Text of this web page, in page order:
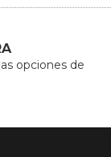
opciones de